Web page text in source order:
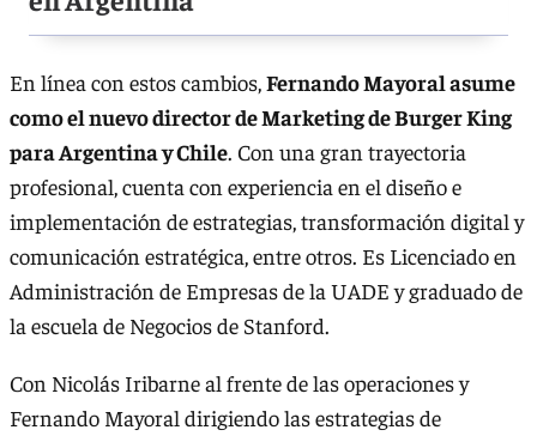
En línea con estos cambios,Fernando Mayoral asume
como el nuevo director de Marketing de Burger King
para Argentina y Chile. Con una gran trayectoria
profesional, cuenta con experiencia en el diseño e
implementación de estrategias, transformación digital y
comunicación estratégica, entre otros. Es Licenciado en
Administración de Empresas de la UADE y graduado de
la escuela de Negocios de Stanford.
Con Nicolás Iribarne al frente de las operaciones y
Fernando Mayoral dirigiendo las estrategias de